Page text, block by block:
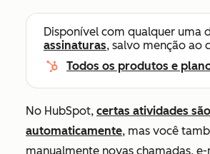
Disponível com qualquer uma
assinaturas, salvo menção ao
Todos os produtos e
No HubSpot, certas atividades
automaticamente, mas você
manualmente novas chamadas,